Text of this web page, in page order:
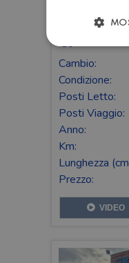
87
Cambio:
Condizione:
Posti Letto:
Posti Viaggio:
Anno:
Km:
Lunghezza
Prezzo:
VIDEO